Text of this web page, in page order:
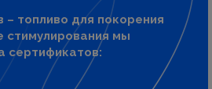
– топливо для покорения
стимулирования мы
сертификатов: